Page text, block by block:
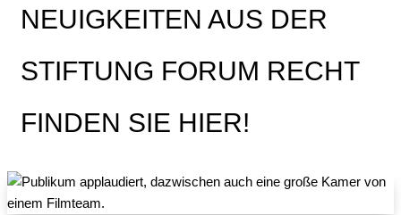
NEUIGKEITEN AUS DER
STIFTUNG FORUM RECHT
FINDEN SIE HIER!